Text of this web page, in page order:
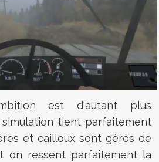
est d'autant plus
tient parfaitement
et cailloux sont gérés de
on ressent parfaitement la